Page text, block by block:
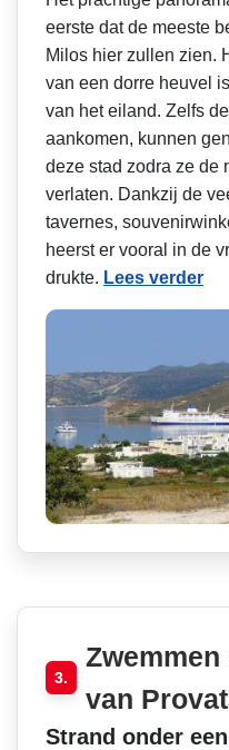
eerste dat de meeste
Milos hier zullen zien.
van een dorre heuvel
van het eiland. Zelfs
aankomen, kunnen
deze stad zodra ze de
verlaten. Dankzij de
tavernes,
heerst er vooral in de
drukte. Lees verder
3.
van
Strand onder